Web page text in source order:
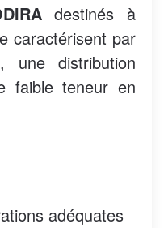
destinés à
caractérisent par
une distribution
faible teneur en
adéquates